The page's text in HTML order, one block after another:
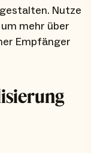
Nutze
mehr über
Empfänger